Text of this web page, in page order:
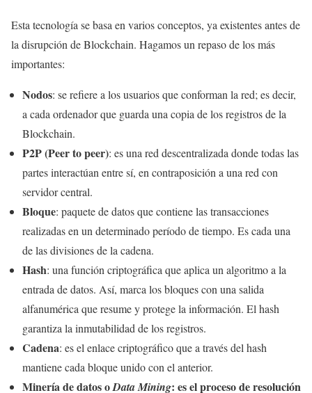
Esta tecnología se basa en varios conceptos, ya existentes antes de
la disrupción de Blockchain. Hagamos un repaso de los más
importantes:
Nodos: se refiere a los usuarios que conforman la red; es decir,
a cada ordenador que guarda una copia de los registros de la
Blockchain.
P2P (Peer to peer): es una red descentralizada donde todas las
partes interactúan entre sí, en contraposición a una red con
servidor central.
Bloque: paquete de datos que contiene las transacciones
realizadas en un determinado período de tiempo. Es cada una
de las divisiones de la cadena.
Hash: una función criptográfica que aplica un algoritmo a la
entrada de datos. Así, marca los bloques con una salida
alfanumérica que resume y protege la información. El hash
garantiza la inmutabilidad de los registros.
Cadena: es el enlace criptográfico que a través del hash
mantiene cada bloque unido con el anterior.
Minería de datos oData Mining: es el proceso de resolución